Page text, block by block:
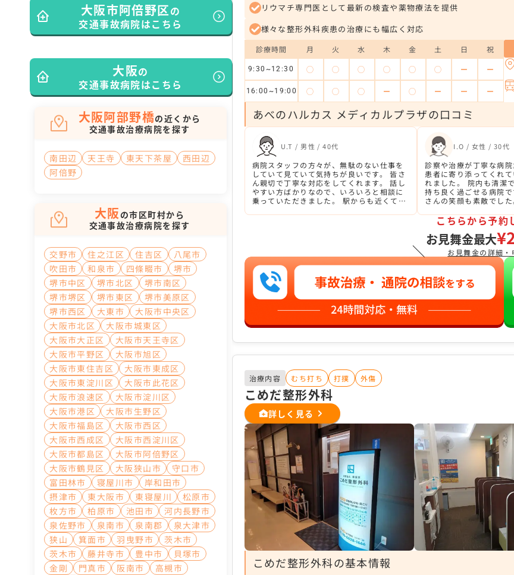
リウマチ専門医として最新の検査や薬物療法を提供
様々な整形外科疾患の治療にも幅広く対応
診療時間 月 火 水 木 金 土 日 祝
9:30~12:30 ◯ ◯ ◯ ◯ ◯ ◯ ー ー
16:00~19:00 ◯ ◯ ◯ ー ◯ ー ー ー
あべのハルカス メディカルプラザの口コミ
U.T / 男性 / 40代
病院スタッフの方々が、無駄のない仕事を
していて見ていて気持ちが良いです。 皆さ
ん親切で丁寧な対応をしてくれます。 話し
やすい方ばかりなので、いろいろと相談に
乗っていただきました。 駅からも近くて通
I.O / 女性 / 30代
診察や治療が丁寧な病院
患者に寄り添ってくれ
れました。 院内も清潔
持ち良く過ごせる病院
さんの笑顔も素敵でした
＼
こちらから予約
お見舞金最大
お見舞金の詳細・
治療内容 むち打ち 打撲 外傷
こめだ整形外科
詳しく見る
こめだ整形外科の基本情報
大阪市阿倍野区の
交通事故病院はこちら
大阪の
交通事故病院はこちら
大阪阿部野橋の近くから
交通事故治療病院を探す
南田辺 天王寺 東天下茶屋
西田辺
阿倍野
大阪の市区町村から
交通事故治療病院を探す
交野市 住之江区 住吉区
八尾市
吹田市
和泉市 四條畷市
堺市
堺市中区
堺市北区
堺市南区
堺市堺区
堺市東区
堺市美原区
堺市西区
大東市
大阪市中央区
大阪市北区
大阪市城東区
大阪市大正区
大阪市天王寺区
大阪市平野区
大阪市旭区
大阪市東住吉区
大阪市東成区
大阪市東淀川区
大阪市此花区
大阪市浪速区
大阪市淀川区
大阪市港区
大阪市生野区
大阪市福島区
大阪市西区
大阪市西成区
大阪市西淀川区
大阪市都島区
大阪市阿倍野区
大阪市鶴見区
大阪狭山市
守口市
富田林市
寝屋川市
岸和田市
摂津市
東大阪市 東寝屋川
松原市
枚方市
柏原市 池田市
河内長野市
泉佐野市
泉南市 泉南郡
泉大津市
狭山
箕面市 羽曳野市
茨木市
茨木市
藤井寺市 豊中市
貝塚市
金剛
門真市 阪南市
高槻市